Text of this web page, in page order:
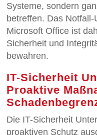
Systeme, sondern
betreffen. Das
Microsoft Office ist
Sicherheit und
bewahren.
IT-Sicherheit
Proaktive
Die IT-Sicherheit
proaktiven Schutz